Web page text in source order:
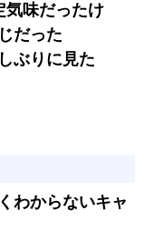
気味だったけ
だった
ぶりに見た
わからないキャ